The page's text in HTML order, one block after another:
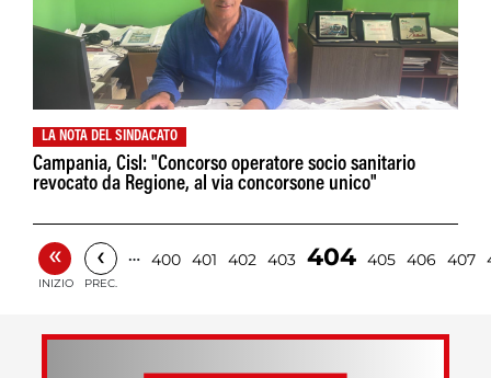
LA NOTA DEL SINDACATO
Campania, Cisl: "Concorso operatore socio sanitario
revocato da Regione, al via concorsone unico"
«
INIZIO
‹
PREC.
… 400 401 402 403 404 405 406 407